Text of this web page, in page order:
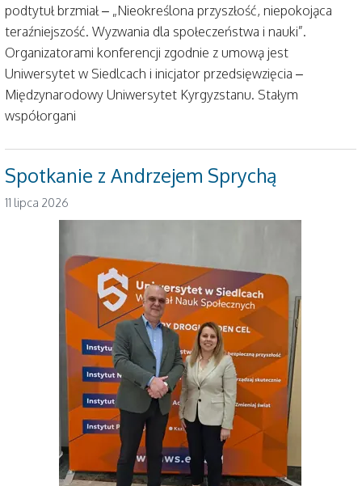
podtytuł brzmiał – „Nieokreślona przyszłość, niepokojąca
teraźniejszość. Wyzwania dla społeczeństwa i nauki”.
Organizatorami konferencji zgodnie z umową jest
Uniwersytet w Siedlcach i inicjator przedsięwzięcia –
Międzynarodowy Uniwersytet Kyrgyzstanu. Stałym
współorgani
Spotkanie z Andrzejem Sprychą
11 lipca 2026